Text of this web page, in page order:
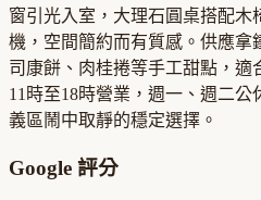
窗引光入室，大理石圓桌搭配
機，空間簡約而有質感。供應拿
司康餅、肉桂捲等手工甜點，適
11時至18時營業，週一、週二公
義區鬧中取靜的穩定選擇。
Google 評分